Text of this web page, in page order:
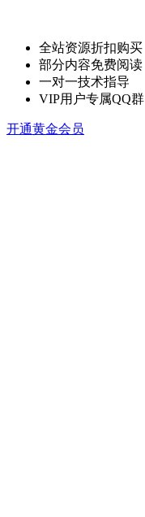
全站资源折扣购买
部分内容免费阅读
一对一技术指导
VIP用户专属QQ群
开通黄金会员